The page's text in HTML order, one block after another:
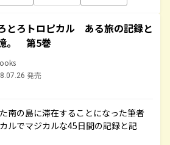
とろトロピカル ある旅の記録と
。 第5巻
発売
南の島に滞在することになった筆者
ルでマジカルな45日間の記録と記